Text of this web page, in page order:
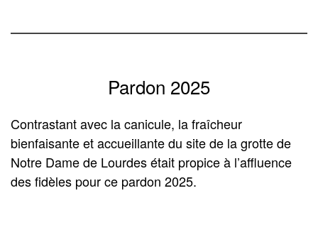
Pardon 2025
Contrastant avec la canicule, la fraîcheur
bienfaisante et accueillante du site de la grotte de
Notre Dame de Lourdes était propice à l’affluence
des fidèles pour ce pardon 2025.